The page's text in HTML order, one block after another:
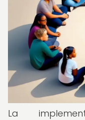
La